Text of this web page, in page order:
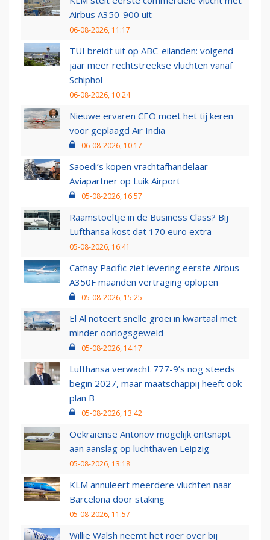
Airbus A350-900 uit
06-08-2026, 11:17
TUI breidt uit op ABC-eilanden: volgend
jaar meer rechtstreekse vluchten vanaf
Schiphol
06-08-2026, 10:24
Nieuwe ervaren CEO moet het tij keren
voor geplaagd Air India
06-08-2026, 10:17
Saoedi’s kopen vrachtafhandelaar
Aviapartner op Luik Airport
05-08-2026, 16:57
Raamstoeltje in de Business Class? Bij
Lufthansa kost dat 170 euro extra
05-08-2026, 16:41
Cathay Pacific ziet levering eerste Airbus
A350F maanden vertraging oplopen
05-08-2026, 15:25
El Al noteert snelle groei in kwartaal met
minder oorlogsgeweld
05-08-2026, 14:17
Lufthansa verwacht 777-9’s nog steeds
begin 2027, maar maatschappij heeft ook
plan B
05-08-2026, 13:42
Oekraïense Antonov mogelijk ontsnapt
aan aanslag op luchthaven Leipzig
05-08-2026, 13:18
KLM annuleert meerdere vluchten naar
Barcelona door staking
05-08-2026, 11:57
Willie Walsh neemt het roer over bij